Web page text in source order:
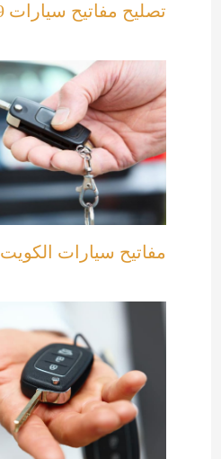
تصليح مفاتيح سيارات 92295349
مفاتيح سيارات الكويت 92295349